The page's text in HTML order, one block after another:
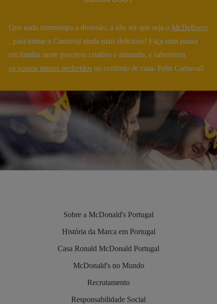
Que nada interrompa a diversão, a não ser que seja o McDelivery
, para tornar o Carnaval ainda mais delicioso! Faça uma pausa
em família neste processo criativo e animado, e saboreiem
os vossos menus preferidosno conforto de casa. Feliz Carnaval!
Sobre a McDonald's Portugal
História da Marca em Portugal
Casa Ronald McDonald Portugal
McDonald's no Mundo
Recrutamento
Responsabilidade Social